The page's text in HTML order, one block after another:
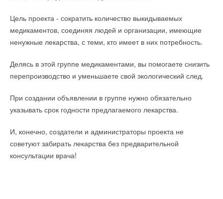
Цель проекта - сократить количество выкидываемых
медикаментов, соединяя людей и организации, имеющие
ненужные лекарства, с теми, кто имеет в них потребность.
Делясь в этой группе медикаментами, вы помогаете снизить
перепроизводство и уменьшаете свой экологический след.
При создании объявлении в группе нужно обязательно
указывать срок годности предлагаемого лекарства.
И, конечно, создатели и администраторы проекта не
советуют забирать лекарства без предварительной
консультации врача!
проката в Латинской Америке, подписали обязывающее
соглашение о создании совместного предприятия в целях
строительства и эксплуатации нового солнечного парка в
штате Минас-Жерайс на востоке Бразилии. СЭС мощностью
Должны построить в 2023 году, причём половина мощности
электроэнергии, в том числе бытовым потребителям. Так что
технически — предела нет.
— Насколько серьёзна проблема утилизации солнечных
панелей? Не наносится ли при этом большой ущерб
окружающей среде со стороны «зелёной энергетики»?